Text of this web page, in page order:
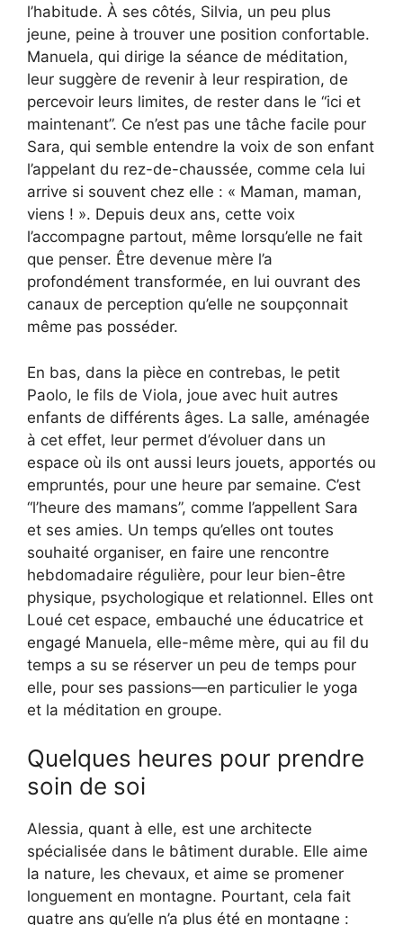
l’habitude. À ses côtés, Silvia, un peu plus
jeune, peine à trouver une position confortable.
Manuela, qui dirige la séance de méditation,
leur suggère de revenir à leur respiration, de
percevoir leurs limites, de rester dans le “ici et
maintenant”. Ce n’est pas une tâche facile pour
Sara, qui semble entendre la voix de son enfant
l’appelant du rez-de-chaussée, comme cela lui
arrive si souvent chez elle : « Maman, maman,
viens ! ». Depuis deux ans, cette voix
l’accompagne partout, même lorsqu’elle ne fait
que penser. Être devenue mère l’a
profondément transformée, en lui ouvrant des
canaux de perception qu’elle ne soupçonnait
même pas posséder.
En bas, dans la pièce en contrebas, le petit
Paolo, le fils de Viola, joue avec huit autres
enfants de différents âges. La salle, aménagée
à cet effet, leur permet d’évoluer dans un
espace où ils ont aussi leurs jouets, apportés ou
empruntés, pour une heure par semaine. C’est
“l’heure des mamans”, comme l’appellent Sara
et ses amies. Un temps qu’elles ont toutes
souhaité organiser, en faire une rencontre
hebdomadaire régulière, pour leur bien-être
physique, psychologique et relationnel. Elles ont
Loué cet espace, embauché une éducatrice et
engagé Manuela, elle-même mère, qui au fil du
temps a su se réserver un peu de temps pour
elle, pour ses passions—en particulier le yoga
et la méditation en groupe.
Quelques heures pour prendre
soin de soi
Alessia, quant à elle, est une architecte
spécialisée dans le bâtiment durable. Elle aime
la nature, les chevaux, et aime se promener
longuement en montagne. Pourtant, cela fait
quatre ans qu’elle n’a plus été en montagne :